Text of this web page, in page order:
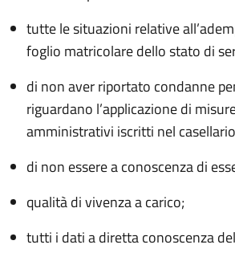
tutte le situazioni relative
foglio matricolare dello stato di
di non aver riportato condanne
riguardano l’applicazione di
amministrativi iscritti nel
di non essere a conoscenza di
qualità di vivenza a carico;
tutti i dati a diretta conoscenza